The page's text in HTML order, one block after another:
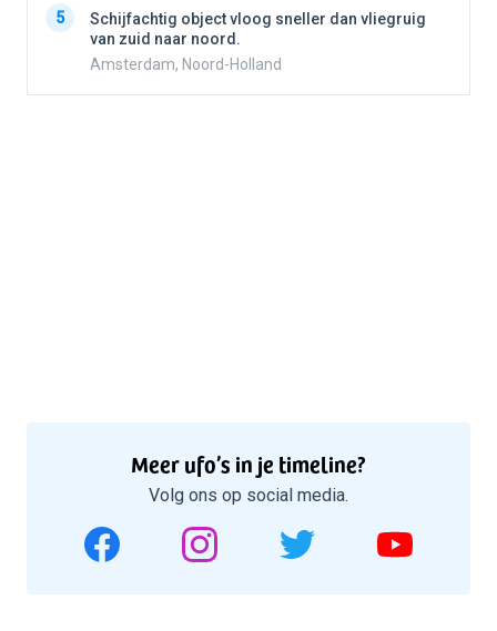
5
Schijfachtig object vloog sneller dan vliegruig
van zuid naar noord.
Amsterdam, Noord-Holland
Meer ufo’s in je timeline?
Volg ons op social media.